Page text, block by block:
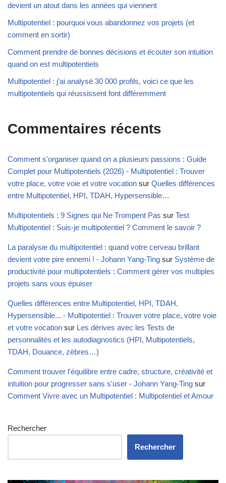
devient un atout dans les années qui viennent
Multipotentiel : pourquoi vous abandonnez vos projets (et
comment en sortir)
Comment prendre de bonnes décisions et écouter son intuition
quand on est multipotentiels
Multipotentiel : j’ai analysé 30 000 profils, voici ce que les
multipotentiels qui réussissent font différemment
Commentaires récents
Comment s'organiser quand on a plusieurs passions : Guide
Complet pour Multipotentiels (2026) - Multipotentiel : Trouver
votre place, votre voie et votre vocation sur Quelles différences
entre Multipotentiel, HPI, TDAH, Hypersensible…
Multipotentiels : 9 Signes qui Ne Trompent Pas sur Test
Multipotentiel : Suis-je multipotentiel ? Comment le savoir ?
La paralysie du multipotentiel : quand votre cerveau brillant
devient votre pire ennemi ! - Johann Yang-Ting sur Système de
productivité pour multipotentiels : Comment gérer vos multiples
projets sans vous épuiser
Quelles différences entre Multipotentiel, HPI, TDAH,
Hypersensible... - Multipotentiel : Trouver votre place, votre voie
et votre vocation sur Les dérives avec les Tests de
personnalités et les autodiagnostics (HPI, Multipotentiels,
TDAH, Douance, zèbres…)
Comment trouver l'équilibre entre cadre, structure, créativité et
intuition pour progresser sans s'user - Johann Yang-Ting sur
Comment Vivre avec un Multipotentiel : Multipotentiel et Amour
Rechercher
Rechercher